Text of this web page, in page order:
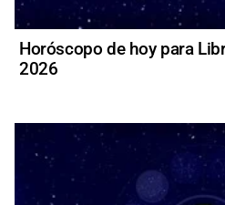
Horóscopo de hoy para
2026